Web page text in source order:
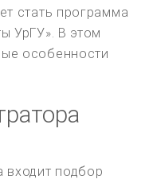
стать программа
УрГУ». В этом
особенности
входит подбор